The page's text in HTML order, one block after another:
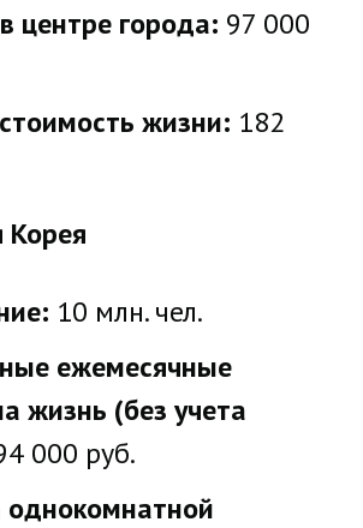
центре города: 97 000
жизни: 182
10 млн. чел.
ежемесячные
жизнь (без учета
000 руб.